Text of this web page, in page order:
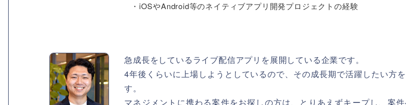
・iOSやAndroid等のネイティブアプリ開発プロジェクトの経験
急成長をしているライブ配信アプリを展開している企業です。
4年後くらいに上場しようとしているので、その成長期で活躍したい方
す。
マネジメントに携わる案件をお探しの方は、とりあえずキープし、案